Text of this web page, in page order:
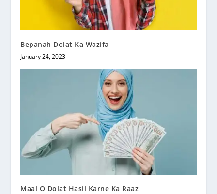
Bepanah Dolat Ka Wazifa
January 24, 2023
Maal O Dolat Hasil Karne Ka Raaz